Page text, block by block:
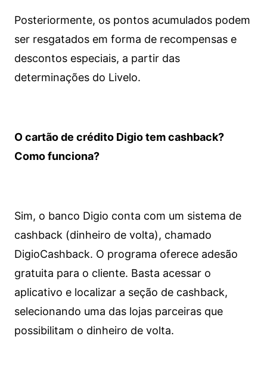
Posteriormente, os pontos acumulados podem
ser resgatados em forma de recompensas e
descontos especiais, a partir das
determinações do Livelo.
O cartão de crédito Digio tem cashback?
Como funciona?
Sim, o banco Digio conta com um sistema de
cashback (dinheiro de volta), chamado
DigioCashback. O programa oferece adesão
gratuita para o cliente. Basta acessar o
aplicativo e localizar a seção de cashback,
selecionando uma das lojas parceiras que
possibilitam o dinheiro de volta.